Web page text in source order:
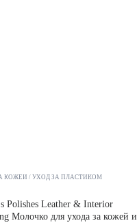
КОЖЕЙ УХОД ЗА ПЛАСТИКОМ
Polishes Leather & Interior
Молочко для ухода за кожей и